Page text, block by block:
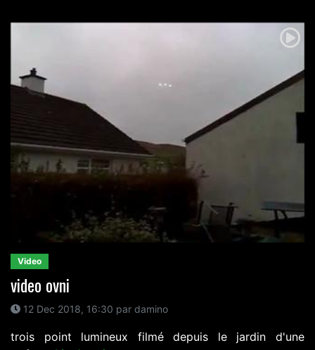
Video
video ovni
12 Dec 2018, 16:30 par damino
trois point lumineux filmé depuis le jardin d'une